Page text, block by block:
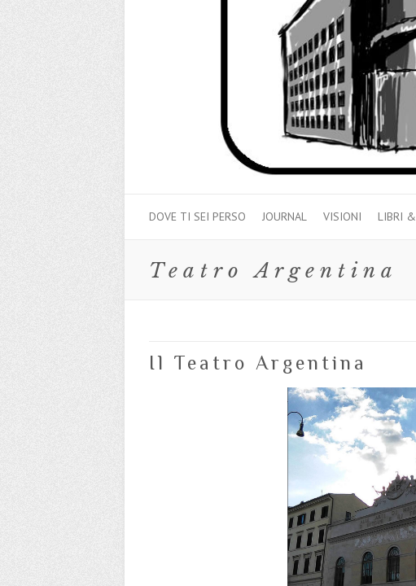
DOVE TI SEI PERSO JOURNAL VISIONI LIBRI &
Teatro Argentina
Il Teatro Argentina